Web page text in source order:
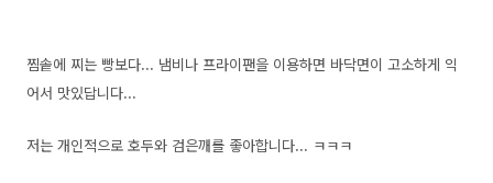
찜솥에 찌는 빵보다... 냄비나 프라이팬을 이용하면 바닥면이 고소하게 익
어서 맛있답니다...
저는 개인적으로 호두와 검은깨를 좋아합니다... ㅋㅋㅋ